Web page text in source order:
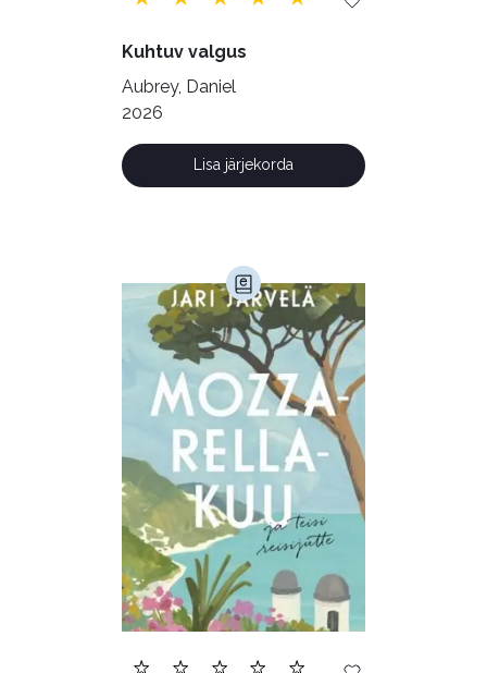
Kuhtuv valgus
Aubrey, Daniel
2026
Lisa järjekorda